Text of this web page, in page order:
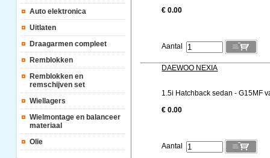
Auto elektronica
Uitlaten
Draagarmen compleet
Remblokken
Remblokken en
remschijven set
Wiellagers
Wielmontage en balanceer
materiaal
Olie
€ 0.00
Aantal
DAEWOO NEXIA
1.5i Hatchback sedan - G15MF
€ 0.00
Aantal